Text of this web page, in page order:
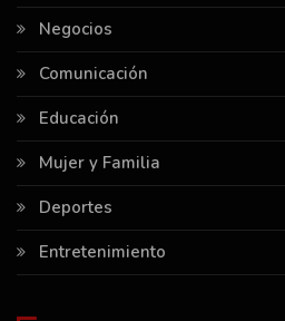
Negocios
Comunicación
Educación
Mujer y Familia
Deportes
Entretenimiento